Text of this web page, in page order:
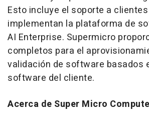
Esto incluye el soporte a
implementan la plataforma de
AI Enterprise. Supermicro
completos para el
validación de software basados
software del cliente.
Acerca de Super Micro